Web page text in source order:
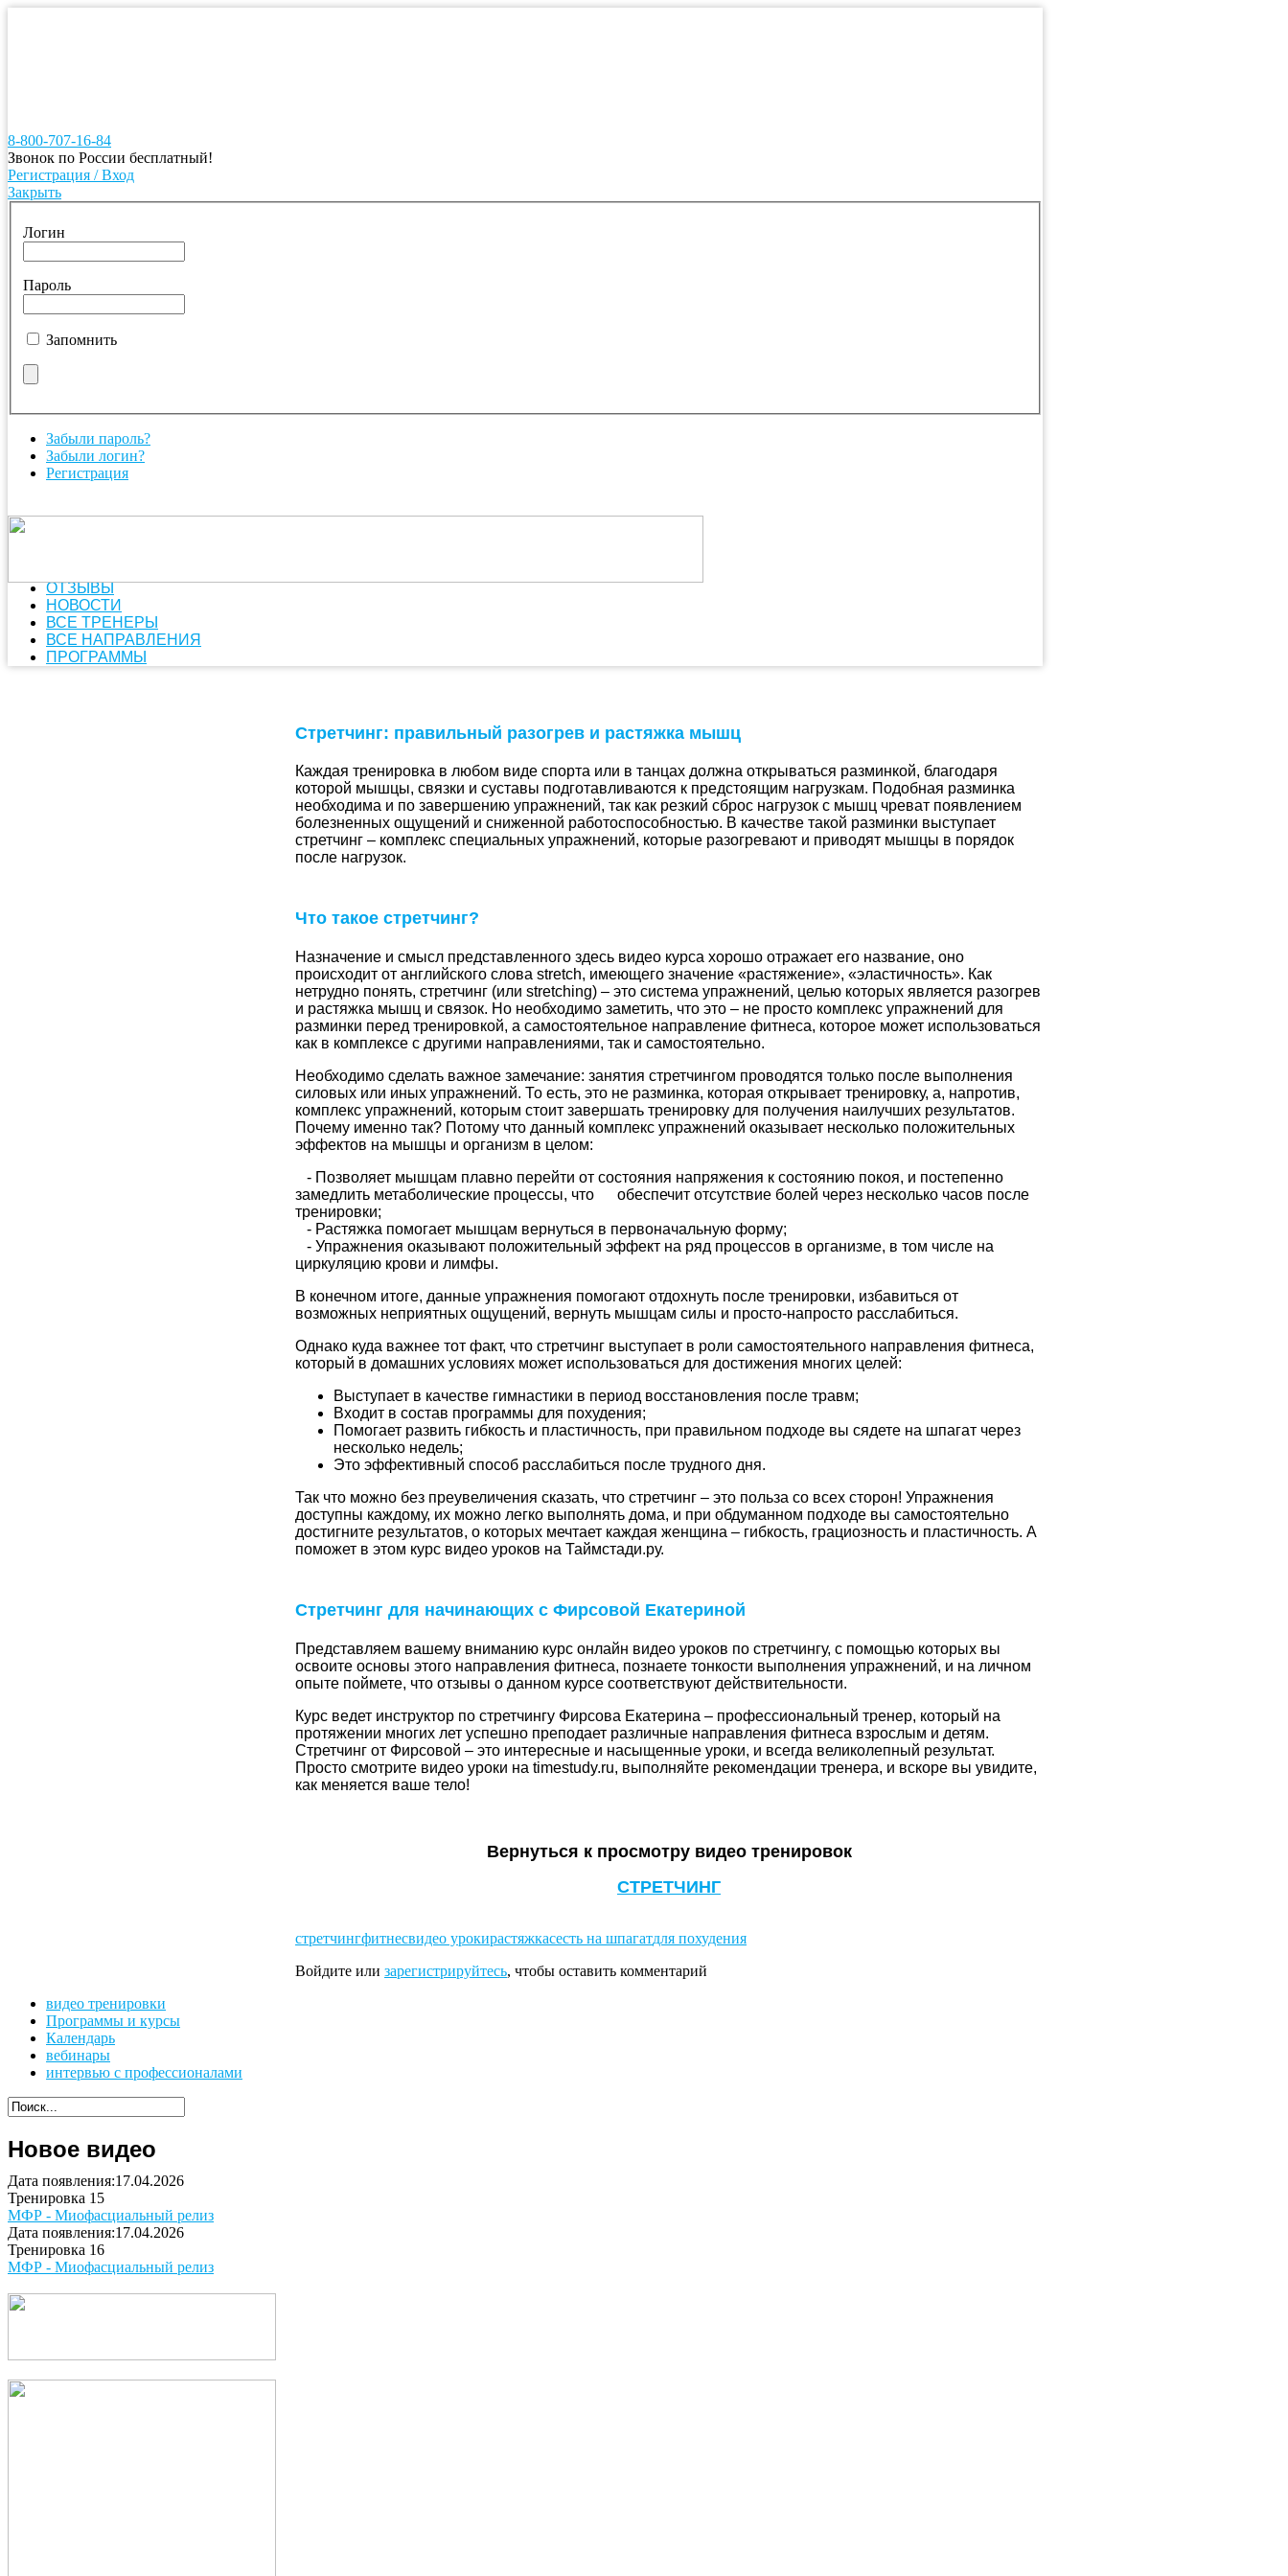
8-800-707-16-84
Звонок по России бесплатный!
Регистрация / Вход
Закрыть
Логин
Пароль
Запомнить
Забыли пароль?
Забыли логин?
Регистрация
ОТЗЫВЫ
НОВОСТИ
ВСЕ ТРЕНЕРЫ
ВСЕ НАПРАВЛЕНИЯ
ПРОГРАММЫ
Стретчинг: правильный разогрев и растяжка мышц
Каждая тренировка в любом виде спорта или в танцах должна открываться разминкой, благодаря
которой мышцы, связки и суставы подготавливаются к предстоящим нагрузкам. Подобная разминка
необходима и по завершению упражнений, так как резкий сброс нагрузок с мышц чреват появлением
болезненных ощущений и сниженной работоспособностью. В качестве такой разминки выступает
стретчинг – комплекс специальных упражнений, которые разогревают и приводят мышцы в порядок
после нагрузок.
Что такое стретчинг?
Назначение и смысл представленного здесь видео курса хорошо отражает его название, оно
происходит от английского слова stretch, имеющего значение «растяжение», «эластичность». Как
нетрудно понять, стретчинг (или stretching) – это система упражнений, целью которых является разогрев
и растяжка мышц и связок. Но необходимо заметить, что это – не просто комплекс упражнений для
разминки перед тренировкой, а самостоятельное направление фитнеса, которое может использоваться
как в комплексе с другими направлениями, так и самостоятельно.
Необходимо сделать важное замечание: занятия стретчингом проводятся только после выполнения
силовых или иных упражнений. То есть, это не разминка, которая открывает тренировку, а, напротив,
комплекс упражнений, которым стоит завершать тренировку для получения наилучших результатов.
Почему именно так? Потому что данный комплекс упражнений оказывает несколько положительных
эффектов на мышцы и организм в целом:
- Позволяет мышцам плавно перейти от состояния напряжения к состоянию покоя, и постепенно
замедлить метаболические процессы, что обеспечит отсутствие болей через несколько часов после
тренировки;
- Растяжка помогает мышцам вернуться в первоначальную форму;
- Упражнения оказывают положительный эффект на ряд процессов в организме, в том числе на
циркуляцию крови и лимфы.
В конечном итоге, данные упражнения помогают отдохнуть после тренировки, избавиться от
возможных неприятных ощущений, вернуть мышцам силы и просто-напросто расслабиться.
Однако куда важнее тот факт, что стретчинг выступает в роли самостоятельного направления фитнеса,
который в домашних условиях может использоваться для достижения многих целей:
Выступает в качестве гимнастики в период восстановления после травм;
Входит в состав программы для похудения;
Помогает развить гибкость и пластичность, при правильном подходе вы сядете на шпагат через
несколько недель;
Это эффективный способ расслабиться после трудного дня.
Так что можно без преувеличения сказать, что стретчинг – это польза со всех сторон! Упражнения
доступны каждому, их можно легко выполнять дома, и при обдуманном подходе вы самостоятельно
достигните результатов, о которых мечтает каждая женщина – гибкость, грациозность и пластичность. А
поможет в этом курс видео уроков на Таймстади.ру.
Стретчинг для начинающих с Фирсовой Екатериной
Представляем вашему вниманию курс онлайн видео уроков по стретчингу, с помощью которых вы
освоите основы этого направления фитнеса, познаете тонкости выполнения упражнений, и на личном
опыте поймете, что отзывы о данном курсе соответствуют действительности.
Курс ведет инструктор по стретчингу Фирсова Екатерина – профессиональный тренер, который на
протяжении многих лет успешно преподает различные направления фитнеса взрослым и детям.
Стретчинг от Фирсовой – это интересные и насыщенные уроки, и всегда великолепный результат.
Просто смотрите видео уроки на timestudy.ru, выполняйте рекомендации тренера, и вскоре вы увидите,
как меняется ваше тело!
Вернуться к просмотру видео тренировок
СТРЕТЧИНГ
стретчингфитнесвидео урокирастяжкасесть на шпагатдля похудения
Войдите или зарегистрируйтесь, чтобы оставить комментарий
видео тренировки
Программы и курсы
Календарь
вебинары
интервью с профессионалами
Новое видео
Дата появления:17.04.2026
Тренировка 15
МФР - Миофасциальный релиз
Дата появления:17.04.2026
Тренировка 16
МФР - Миофасциальный релиз